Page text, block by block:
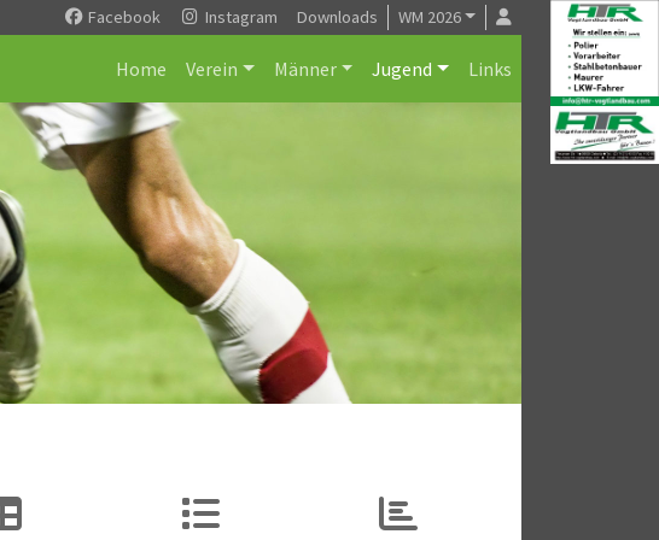
Facebook Instagram Downloads WM 2026
Home Verein Männer Jugend Links